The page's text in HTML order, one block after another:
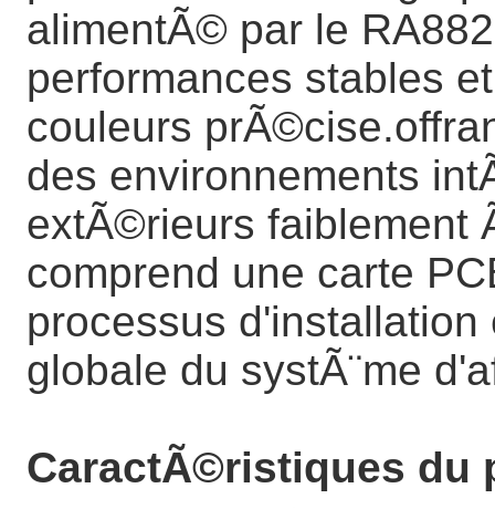
alimentÃ© par le
performances stables
couleurs
des environnements
extÃ©rieurs faiblement
comprend une carte
processus
globale du systÃ¨me
CaractÃ©ristiques du